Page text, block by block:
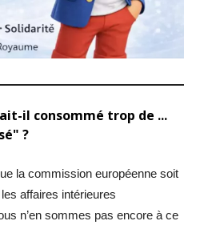
il consommé trop de ...
?
la commission européenne soit
affaires intérieures
n’en sommes pas encore à ce